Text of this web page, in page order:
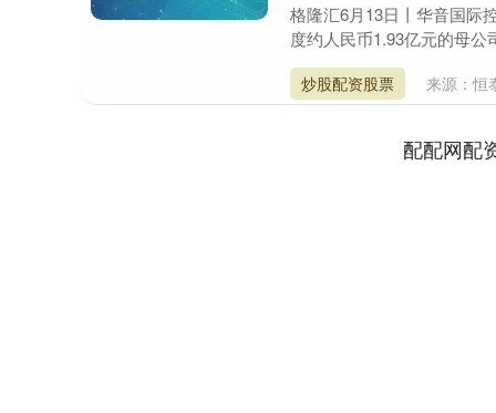
格隆汇6月13日丨华音国际
度约人民币1.93亿元的母
炒股配资股票 来源：恒
配配网配